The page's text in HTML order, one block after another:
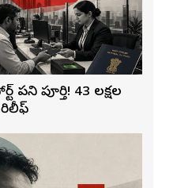
పని పూర్తి! 43 లక్షల